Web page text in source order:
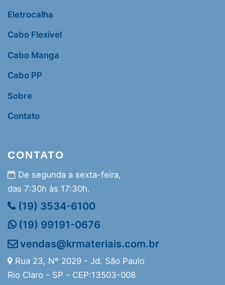
Eletrocalha
Cabo Flexível
Cabo Manga
Cabo PP
Sobre
Contato
CONTATO
De segunda a sexta-feira,
das 7:30h às 17:30h.
(19) 3534-6100
(19) 99191-0676
vendas@krmateriais.com.br
Rua 23, Nº 2029 - Jd. São Paulo
Rio Claro - SP - CEP:13503-008